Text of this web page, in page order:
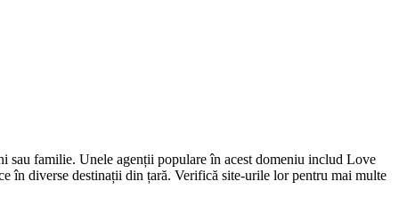
sau familie. Unele agenții populare în acest domeniu includ Love
în diverse destinații din țară. Verifică site-urile lor pentru mai multe